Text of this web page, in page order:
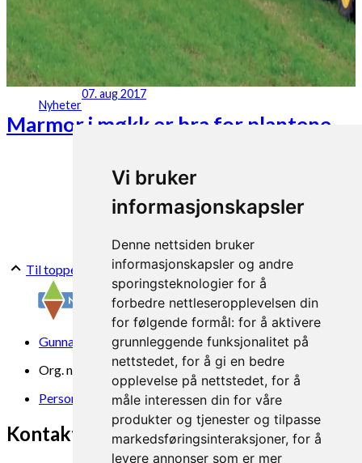
Vi bruker
informasjonskapsler
Denne nettsiden bruker
informasjonskapsler og andre
sporingsteknologier for å
forbedre nettleseropplevelsen din
for følgende formål: for å aktivere
grunnleggende funksjonalitet på
nettstedet, for å gi en bedre
opplevelse på nettstedet, for å
måle interessen din for våre
produkter og tjenester og tilpasse
markedsføringsinteraksjoner, for å
levere annonser som er mer
Nyheter
07. aug 2017
Marmor i møkk er bra for plantene
Til toppen
Gunnars veg 6, 6630 Tingvoll
Org. nr. 969 840 383
Personvern
Kontakt oss